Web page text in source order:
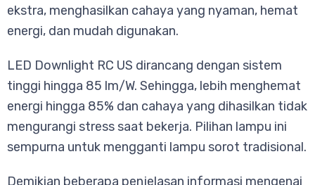
ekstra, menghasilkan cahaya yang nyaman, hemat
energi, dan mudah digunakan.
LED Downlight RC US dirancang dengan sistem
tinggi hingga 85 lm/W. Sehingga, lebih menghemat
energi hingga 85% dan cahaya yang dihasilkan tidak
mengurangi stress saat bekerja. Pilihan lampu ini
sempurna untuk mengganti lampu sorot tradisional.
Demikian beberapa penjelasan informasi mengenai